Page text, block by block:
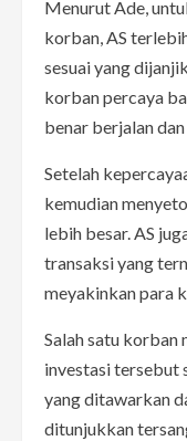
Menurut Ade,
korban, AS
sesuai yang
korban percaya
benar berjalan
Setelah
kemudian
lebih besar. AS
transaksi yang
meyakinkan para
Salah satu
investasi tersebut
yang ditawarkan
ditunjukkan